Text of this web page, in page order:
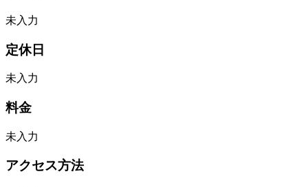
未入力
定休日
未入力
料金
未入力
アクセス方法